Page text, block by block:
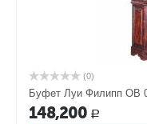
(0)
Буфет Луи Филипп ОВ
148,200 Р